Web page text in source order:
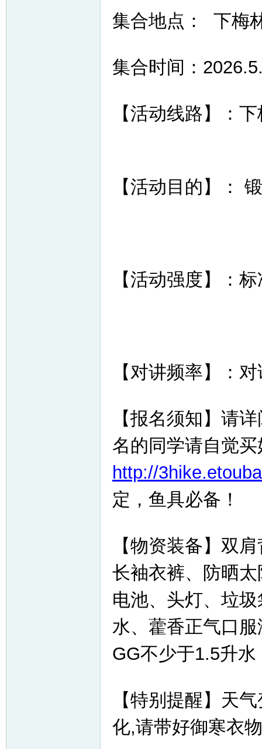
集合地点： 下梅
集合时间：
【活动线路】：
【活动目的】：
【活动强度】：
【对讲频率】：
【报名须知】请
名的同学请自觉
http://
定，鱼具必备！
【物资装备】双
长袖衣裤、防晒
电池、头灯、垃
水、藿香正气口
GG不少于1.5升
【特别提醒】天
化,请带好御寒衣